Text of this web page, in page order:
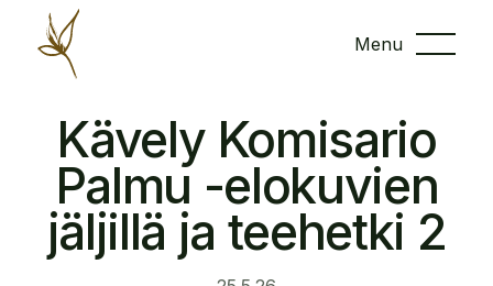
Menu
Kävely Komisario
Palmu -elokuvien
jäljillä ja teehetki 2